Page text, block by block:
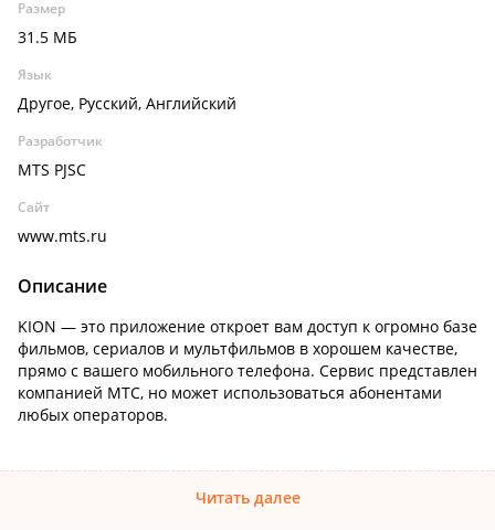
Размер
31.5 МБ
Язык
Другое, Русский, Английский
Разработчик
MTS PJSC
Сайт
www.mts.ru
Описание
KION — это приложение откроет вам доступ к огромно базе
фильмов, сериалов и мультфильмов в хорошем качестве,
прямо с вашего мобильного телефона. Сервис представлен
компанией МТС, но может использоваться абонентами
любых операторов.
Читать далее